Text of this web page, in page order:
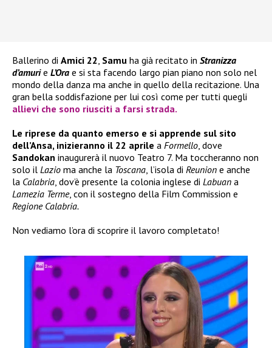
Ballerino di Amici 22, Samu ha già recitato in Stranizza
d’amurie L’Ora e si sta facendo largo pian piano non solo nel
mondo della danza ma anche in quello della recitazione. Una
gran bella soddisfazione per lui così come per tutti quegli
allievi che sono riusciti a farsi strada.
Le riprese da quanto emerso e si apprende sul sito
dell’Ansa, inizieranno il 22 aprile a Formello, dove
Sandokan inaugurerà il nuovo Teatro 7. Ma toccheranno non
solo il Lazio ma anche la Toscana, l’isola di Reunion e anche
la Calabria, dov’è presente la colonia inglese di Labuan a
Lamezia Terme, con il sostegno della Film Commission e
Regione Calabria.
Non vediamo l’ora di scoprire il lavoro completato!